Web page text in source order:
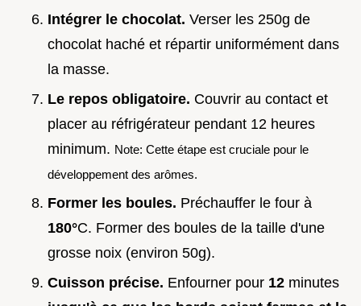
Intégrer le chocolat. Verser les 250g de
chocolat haché et répartir uniformément dans
la masse.
Le repos obligatoire. Couvrir au contact et
placer au réfrigérateur pendant 12 heures
minimum. Note: Cette étape est cruciale pour le
développement des arômes.
Former les boules. Préchauffer le four à
180°C. Former des boules de la taille d'une
grosse noix (environ 50g).
Cuisson précise. Enfourner pour 12 minutes